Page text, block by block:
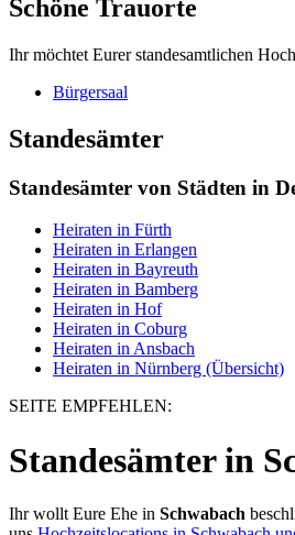
Schöne Trauorte
Ihr möchtet Eurer standesamtlichen
Bürgersaal
Standesämter
Standesämter von Städten in
Heiraten in Fürth
Heiraten in Erlangen
Heiraten in Bayreuth
Heiraten in Bamberg
Heiraten in Hof
Heiraten in Coburg
Heiraten in Ansbach
Heiraten in Nürnberg (Übersicht)
SEITE EMPFEHLEN:
Standesämter in
Ihr wollt Eure Ehe in Schwabach